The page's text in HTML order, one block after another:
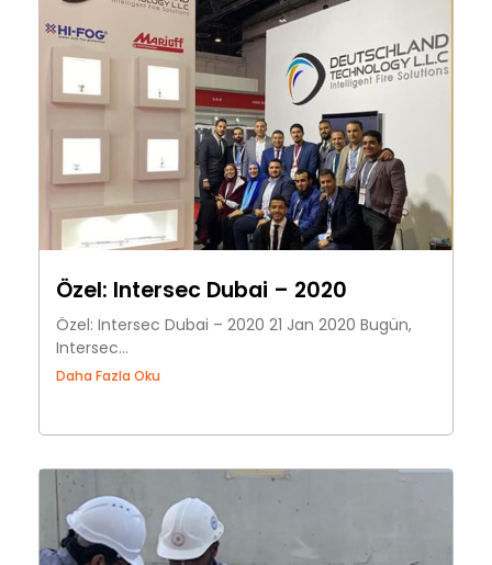
Özel: Intersec Dubai – 2020
Özel: Intersec Dubai – 2020 21 Jan 2020 Bugün,
Intersec...
Daha Fazla Oku